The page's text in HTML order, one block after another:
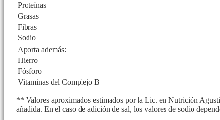
Proteínas
Grasas
Fibras
Sodio
Aporta además:
Hierro
Fósforo
Vitaminas del Complejo B
** Valores aproximados estimados por la Lic. en Nutrición
añadida. En el caso de adición de sal, los valores de sodio